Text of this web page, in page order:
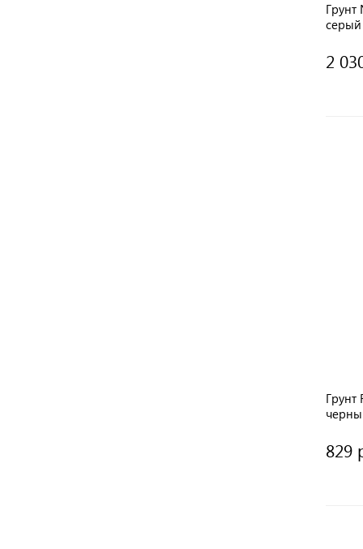
Грунт
серый
2
Грунт
829